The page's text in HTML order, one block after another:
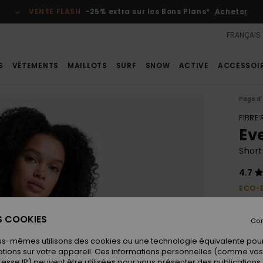
VENTE FLASH -25% extra sur les Bons Plans* Acheter
FRANÇAIS
VÊTEMENTS MAILLOTS SURF SNOW ACTIVE
Page
FIBRE
4.7
ECO-
COOKIES
mêmes utilisons des cookies ou une technologie équivalente
sur votre appareil. Ces informations personnelles (comme